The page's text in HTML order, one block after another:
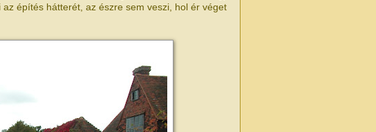
építés hátterét, az észre sem veszi, hol ér véget